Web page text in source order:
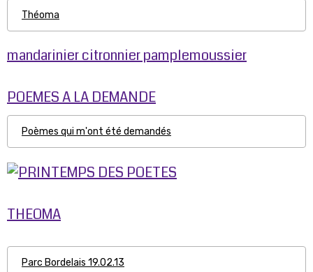
Théoma
mandarinier citronnier pamplemoussier
POEMES A LA DEMANDE
Poèmes qui m'ont été demandés
THEOMA
Parc Bordelais 19.02.13